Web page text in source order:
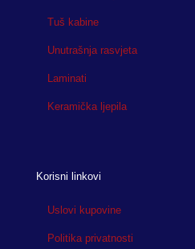
Tuš kabine
Unutrašnja rasvjeta
Laminati
Keramička ljepila
Korisni linkovi
Uslovi kupovine
Politika privatnosti